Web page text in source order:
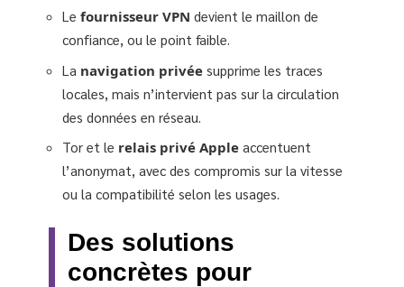
Le fournisseur VPN devient le maillon de
confiance, ou le point faible.
La navigation privée supprime les traces
locales, mais n’intervient pas sur la circulation
des données en réseau.
Tor et le relais privé Apple accentuent
l’anonymat, avec des compromis sur la vitesse
ou la compatibilité selon les usages.
Des solutions
concrètes pour